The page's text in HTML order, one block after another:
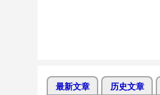
最新文章 历史文章